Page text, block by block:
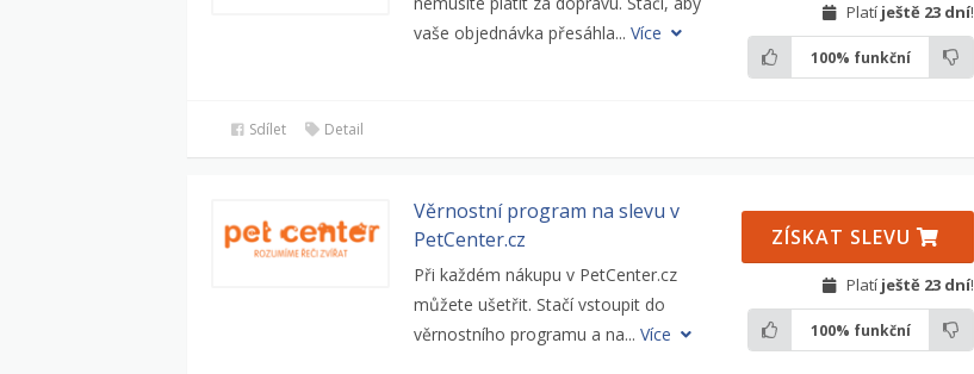
vaše objednávka přesáhla... Více
Platí ještě 23 dní!
100% funkční
Sdílet Detail
Věrnostní program na slevu v
PetCenter.cz
Při každém nákupu v PetCenter.cz
můžete ušetřit. Stačí vstoupit do
věrnostního programu a na... Více
ZÍSKAT SLEVU
Platí ještě 23 dní!
100% funkční